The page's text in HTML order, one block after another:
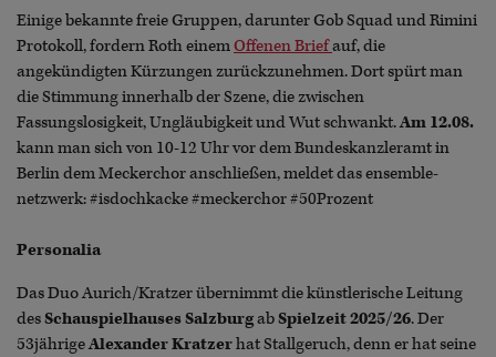
Einige bekannte freie Gruppen, darunter Gob Squad und Rimini
Protokoll, fordern Roth einemOffenen Briefauf, die
angekündigten Kürzungen zurückzunehmen. Dort spürt man
die Stimmung innerhalb der Szene, die zwischen
Fassungslosigkeit, Ungläubigkeit und Wut schwankt.Am 12.08.
kann man sich von 10-12 Uhr vor dem Bundeskanzleramt in
Berlin dem Meckerchor anschließen, meldet das ensemble-
netzwerk: #isdochkacke #meckerchor #50Prozent
Personalia
Das Duo Aurich/Kratzer übernimmt die künstlerische Leitung
desSchauspielhauses SalzburgabSpielzeit 2025/26. Der
53jährigeAlexander Kratzerhat Stallgeruch, denn er hat seine